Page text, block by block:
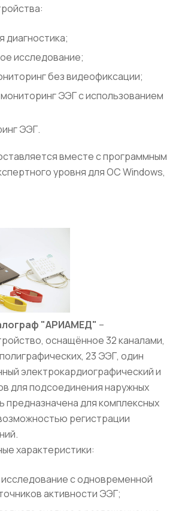
диагностика;
исследование;
без видеофиксации;
ЭЭГ с использованием
ЭЭГ.
вместе с программным
уровня для OC Windows,
"АРИАМЕД" –
оснащённое 32 каналами,
23 ЭЭГ, один
электрокардиографический и
для подсоединения наружных
предназначена для комплексных
регистрации
характеристики:
с одновременной
активности ЭЭГ;